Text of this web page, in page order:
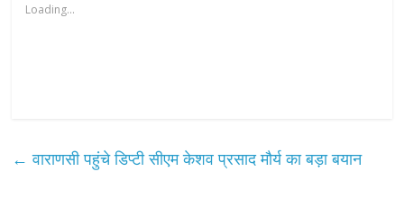
Loading...
← वाराणसी पहुंचे डिप्टी सीएम केशव प्रसाद मौर्य का बड़ा बयान